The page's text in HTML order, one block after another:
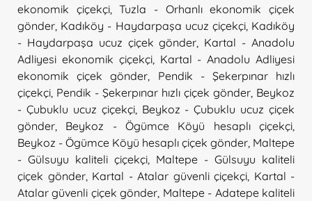
ekonomik çiçekçi,Tuzla - Orhanlı ekonomik çiçek
gönder Kadıköy - Haydarpaşa ucuz çiçekçi, Kadıköy
- Haydarpaşa ucuz çiçek gönder Kartal - Anadolu
Adliyesi ekonomik çiçekçi, Kartal - Anadolu Adliyesi
ekonomik çiçek gönder
Pendik - Şekerpınar hızlı
çiçekçi Pendik - Şekerpınar hızlı çiçek gönder Beykoz
- Çubuklu ucuz çiçekçi, Beykoz - Çubuklu ucuz çiçek
gönder
Beykoz - Ögümce Köyü hesaplı çiçekçi
Beykoz - Ögümce Köyü hesaplı çiçek gönder Maltepe
- Gülsuyu kaliteli çiçekçi
Maltepe - Gülsuyu kaliteli
çiçek gönder, Kartal - Atalar güvenli çiçekçi Kartal -
Atalar güvenli çiçek gönder Maltepe - Adatepe kaliteli